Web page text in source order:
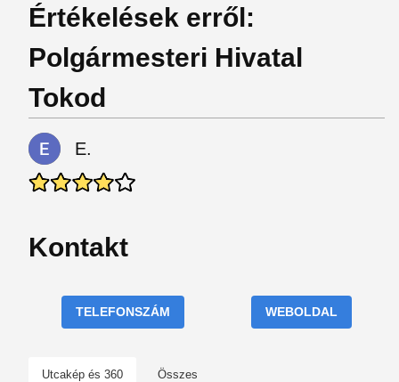
Értékelések erről:
Polgármesteri Hivatal
Tokod
E.
Kontakt
TELEFONSZÁM WEBOLDAL
Utcakép és 360 Összes